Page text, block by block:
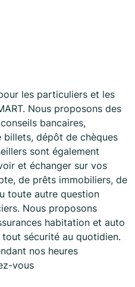
les particuliers et les
Nous proposons des
bancaires,
dépôt de chèques
sont également
et échanger sur vos
de prêts immobiliers, de
toute autre question
Nous proposons
habitation et auto
sécurité au quotidien.
nos heures
vous